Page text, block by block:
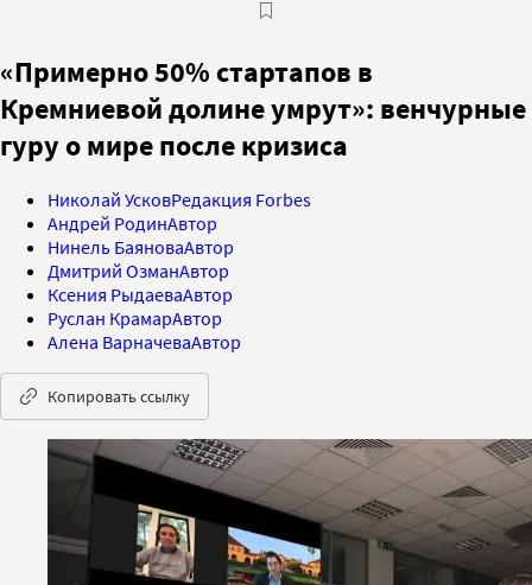
«Примерно 50% стартапов в
Кремниевой долине умрут»: венчурные
гуру о мире после кризиса
Николай УсковРедакция Forbes
Андрей РодинАвтор
Нинель БаяноваАвтор
Дмитрий ОзманАвтор
Ксения РыдаеваАвтор
Руслан КрамарАвтор
Алена ВарначеваАвтор
Копировать ссылку